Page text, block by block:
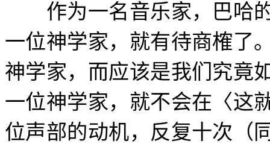
作为一名音乐家，巴哈的
一位神学家，就有待商榷了
神学家，而应该是我们究竟
一位神学家，就不会在〈这
位声部的动机，反复十次（